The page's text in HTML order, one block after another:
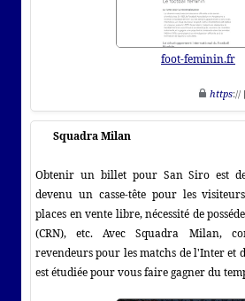
foot-feminin.fr
https://
Squadra Milan
Obtenir un billet pour San Siro est
devenu un casse-tête pour les
places en vente libre, nécessité de
(CRN), etc. Avec Squadra Milan,
revendeurs pour les matchs de l'Inter et
est étudiée pour vous faire gagner du